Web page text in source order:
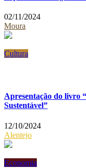
02/11/2024
Moura
Cultura
Apresentação do livro
Sustentável”
12/10/2024
Alentejo
Economia